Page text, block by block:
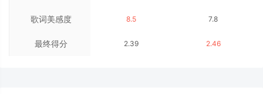
歌词美感度
最终得分
8.5
2.39
7.8
2.46